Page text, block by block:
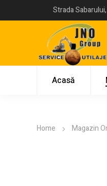
Strada
Acasă
Home Magazin